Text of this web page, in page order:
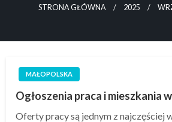
STRONA GŁÓWNA 2025
MAŁOPOLSKA
Ogłoszenia praca i mieszkania
Oferty pracy są jednym z najczęściej